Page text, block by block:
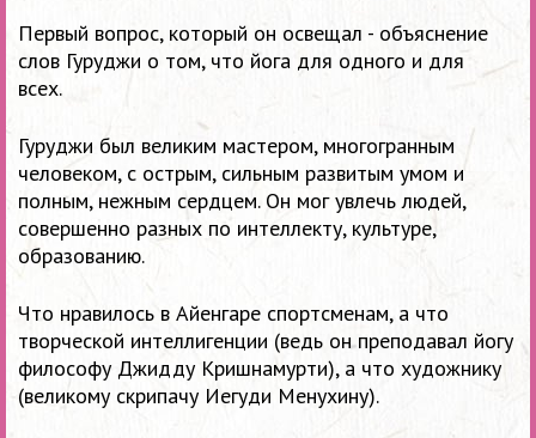
Первый вопрос, который он освещал - объяснение
слов Гуруджи о том, что йога для одного и для
всех.
Гуруджи был великим мастером, многогранным
человеком, с острым, сильным развитым умом и
полным, нежным сердцем. Он мог увлечь людей,
совершенно разных по интеллекту, культуре,
образованию.
Что нравилось в Айенгаре спортсменам, а что
творческой интеллигенции (ведь он преподавал йогу
философу Джидду Кришнамурти), а что художнику
(великому скрипачу Иегуди Менухину).